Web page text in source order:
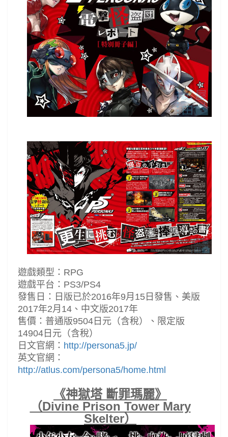
遊戲類型：RPG
遊戲平台：PS3/PS4
發售日：日版已於2016年9月15日發售、美版
2017年2月14、中文版2017年
售價：普通版9504日元（含稅）、限定版
14904日元（含稅）
日文官網： http://persona5.jp/
英文官網：
http://atlus.com/persona5/home.html
《神獄塔 斷罪瑪麗》
（Divine Prison Tower Mary
Skelter）